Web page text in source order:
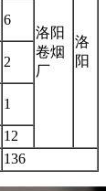
洛阳
卷烟
厂
洛
阳
6
2
1
12
136